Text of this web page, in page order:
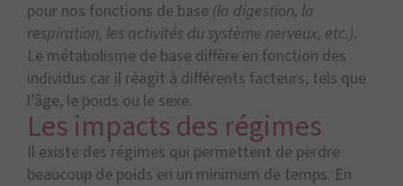
pour nos fonctions de base (la digestion, la
respiration, les activités du système nerveux, etc.).
Le métabolisme de base diffère en fonction des
individus car il réagit à différents facteurs, tels que
l’âge, le poids ou le sexe.
Les impacts des régimes
Il existe des régimes qui permettent de perdre
beaucoup de poids en un minimum de temps. En